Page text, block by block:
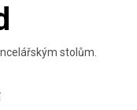
stolům.